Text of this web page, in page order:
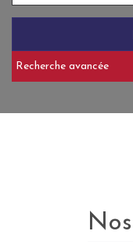
Recherche avancée